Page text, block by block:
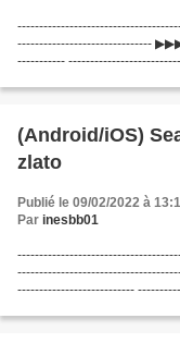
-------------------------------
-----------
(Android/iOS)
zlato
Publié le 09/02/2022 à
Par inesbb01
---------------------------